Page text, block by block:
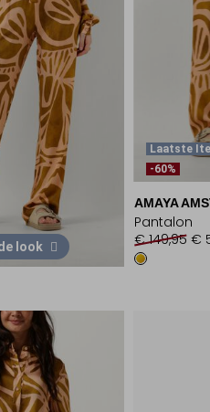
look
Laatste
-60%
AMAYA
Pantalon
€ 149,95 €